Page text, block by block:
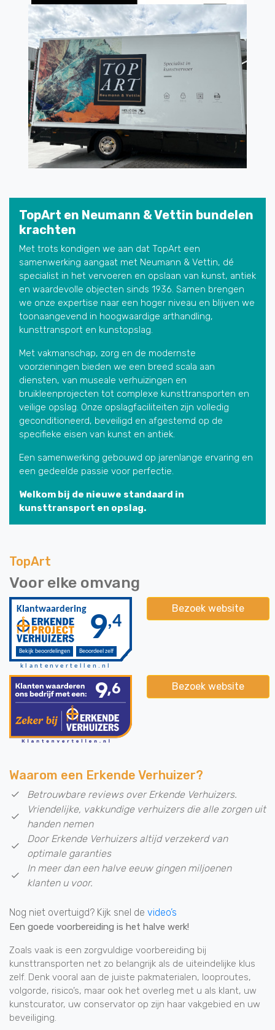
TopArt en Neumann & Vettin bundelen
krachten
Met trots kondigen we aan dat TopArt een
samenwerking aangaat met Neumann & Vettin, dé
specialist in het vervoeren en opslaan van kunst, antiek
en waardevolle objecten sinds 1936. Samen brengen
we onze expertise naar een hoger niveau en blijven we
toonaangevend in hoogwaardige arthandling,
kunsttransport en kunstopslag.
Met vakmanschap, zorg en de modernste
voorzieningen bieden we een breed scala aan
diensten, van museale verhuizingen en
bruikleenprojecten tot complexe kunsttransporten en
veilige opslag. Onze opslagfaciliteiten zijn volledig
geconditioneerd, beveiligd en afgestemd op de
specifieke eisen van kunst en antiek.
Een samenwerking gebouwd op jarenlange ervaring en
een gedeelde passie voor perfectie.
Welkom bij de nieuwe standaard in
kunsttransport en opslag.
TopArt
Voor elke omvang
Bezoek website
Bezoek website
Waarom een Erkende Verhuizer?
Betrouwbare reviews over Erkende Verhuizers.
Vriendelijke, vakkundige verhuizers die alle zorgen uit
handen nemen
Door Erkende Verhuizers altijd verzekerd van
optimale garanties
In meer dan een halve eeuw gingen miljoenen
klanten u voor.
Nog niet overtuigd? Kijk snel de video’s
Een goede voorbereiding is het halve werk!
Zoals vaak is een zorgvuldige voorbereiding bij
kunsttransporten net zo belangrijk als de uiteindelijke klus
zelf. Denk vooral aan de juiste pakmaterialen, looproutes,
volgorde, risico’s, maar ook het overleg met u als klant, uw
kunstcurator, uw conservator op zijn haar vakgebied en uw
beveiliging.